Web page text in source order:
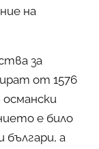
на
за
от 1576
е било
българи, а